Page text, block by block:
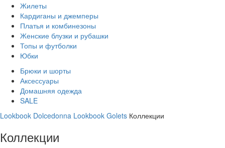
Жилеты
Кардиганы и джемперы
Платья и комбинезоны
Женские блузки и рубашки
Топы и футболки
Юбки
Брюки и шорты
Аксессуары
Домашняя одежда
SALE
Lookbook Dolcedonna Lookbook Golets Коллекции
Коллекции